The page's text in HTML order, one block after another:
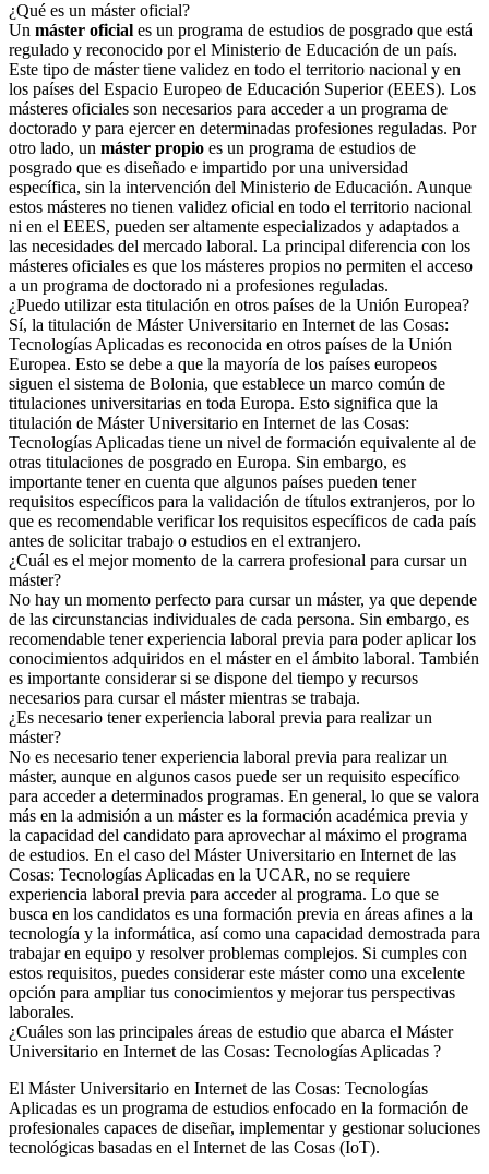
¿Qué es un máster oficial?
Un máster oficial es un programa de estudios de posgrado que está
regulado y reconocido por el Ministerio de Educación de un país.
Este tipo de máster tiene validez en todo el territorio nacional y en
los países del Espacio Europeo de Educación Superior (EEES). Los
másteres oficiales son necesarios para acceder a un programa de
doctorado y para ejercer en determinadas profesiones reguladas. Por
otro lado, un máster propio es un programa de estudios de
posgrado que es diseñado e impartido por una universidad
específica, sin la intervención del Ministerio de Educación. Aunque
estos másteres no tienen validez oficial en todo el territorio nacional
ni en el EEES, pueden ser altamente especializados y adaptados a
las necesidades del mercado laboral. La principal diferencia con los
másteres oficiales es que los másteres propios no permiten el acceso
a un programa de doctorado ni a profesiones reguladas.
¿Puedo utilizar esta titulación en otros países de la Unión Europea?
Sí, la titulación de Máster Universitario en Internet de las Cosas:
Tecnologías Aplicadas es reconocida en otros países de la Unión
Europea. Esto se debe a que la mayoría de los países europeos
siguen el sistema de Bolonia, que establece un marco común de
titulaciones universitarias en toda Europa. Esto significa que la
titulación de Máster Universitario en Internet de las Cosas:
Tecnologías Aplicadas tiene un nivel de formación equivalente al de
otras titulaciones de posgrado en Europa. Sin embargo, es
importante tener en cuenta que algunos países pueden tener
requisitos específicos para la validación de títulos extranjeros, por lo
que es recomendable verificar los requisitos específicos de cada país
antes de solicitar trabajo o estudios en el extranjero.
¿Cuál es el mejor momento de la carrera profesional para cursar un
máster?
No hay un momento perfecto para cursar un máster, ya que depende
de las circunstancias individuales de cada persona. Sin embargo, es
recomendable tener experiencia laboral previa para poder aplicar los
conocimientos adquiridos en el máster en el ámbito laboral. También
es importante considerar si se dispone del tiempo y recursos
necesarios para cursar el máster mientras se trabaja.
¿Es necesario tener experiencia laboral previa para realizar un
máster?
No es necesario tener experiencia laboral previa para realizar un
máster, aunque en algunos casos puede ser un requisito específico
para acceder a determinados programas. En general, lo que se valora
más en la admisión a un máster es la formación académica previa y
la capacidad del candidato para aprovechar al máximo el programa
de estudios. En el caso del Máster Universitario en Internet de las
Cosas: Tecnologías Aplicadas en la UCAR, no se requiere
experiencia laboral previa para acceder al programa. Lo que se
busca en los candidatos es una formación previa en áreas afines a la
tecnología y la informática, así como una capacidad demostrada para
trabajar en equipo y resolver problemas complejos. Si cumples con
estos requisitos, puedes considerar este máster como una excelente
opción para ampliar tus conocimientos y mejorar tus perspectivas
laborales.
¿Cuáles son las principales áreas de estudio que abarca el Máster
Universitario en Internet de las Cosas: Tecnologías Aplicadas ?
El Máster Universitario en Internet de las Cosas: Tecnologías
Aplicadas es un programa de estudios enfocado en la formación de
profesionales capaces de diseñar, implementar y gestionar soluciones
tecnológicas basadas en el Internet de las Cosas (IoT).